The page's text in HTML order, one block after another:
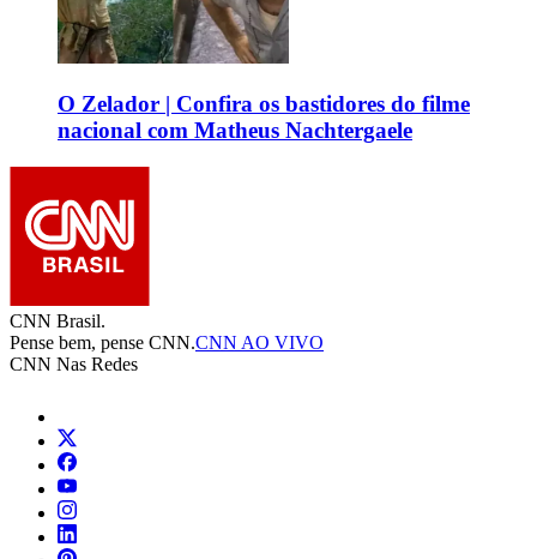
O Zelador | Confira os bastidores do filme
nacional com Matheus Nachtergaele
CNN Brasil.
Pense bem, pense CNN.CNN AO VIVO
CNN Nas Redes